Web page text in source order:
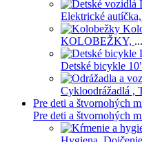
Elektrické autíčka,
KOLOBEŽKY, ...
Detské bicykle
Cykloodrážadlá ,
Pre deti a štvornohých
Pre deti a štvornohých